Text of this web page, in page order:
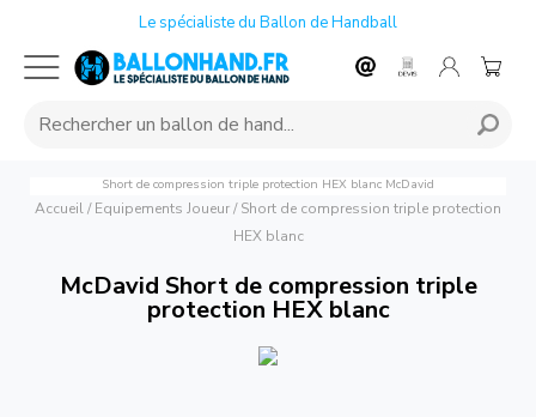
Le spécialiste du Ballon de Handball
Short de compression triple protection HEX blanc McDavid
Accueil/ Equipements Joueur/ Short de compression triple protection
HEX blanc
McDavid Short de compression triple
protection HEX blanc